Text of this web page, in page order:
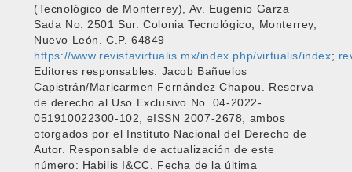
(Tecnológico de Monterrey), Av. Eugenio Garza
Sada No. 2501 Sur. Colonia Tecnológico, Monterrey,
Nuevo León. C.P. 64849
https://www.revistavirtualis.mx/index.php/virtualis/index;
Editores responsables: Jacob Bañuelos
Capistrán/Maricarmen Fernández Chapou. Reserva
de derecho al Uso Exclusivo No. 04-2022-
051910022300-102, eISSN 2007-2678, ambos
otorgados por el Instituto Nacional del Derecho de
Autor. Responsable de actualización de este
número: Habilis I&CC. Fecha de la última